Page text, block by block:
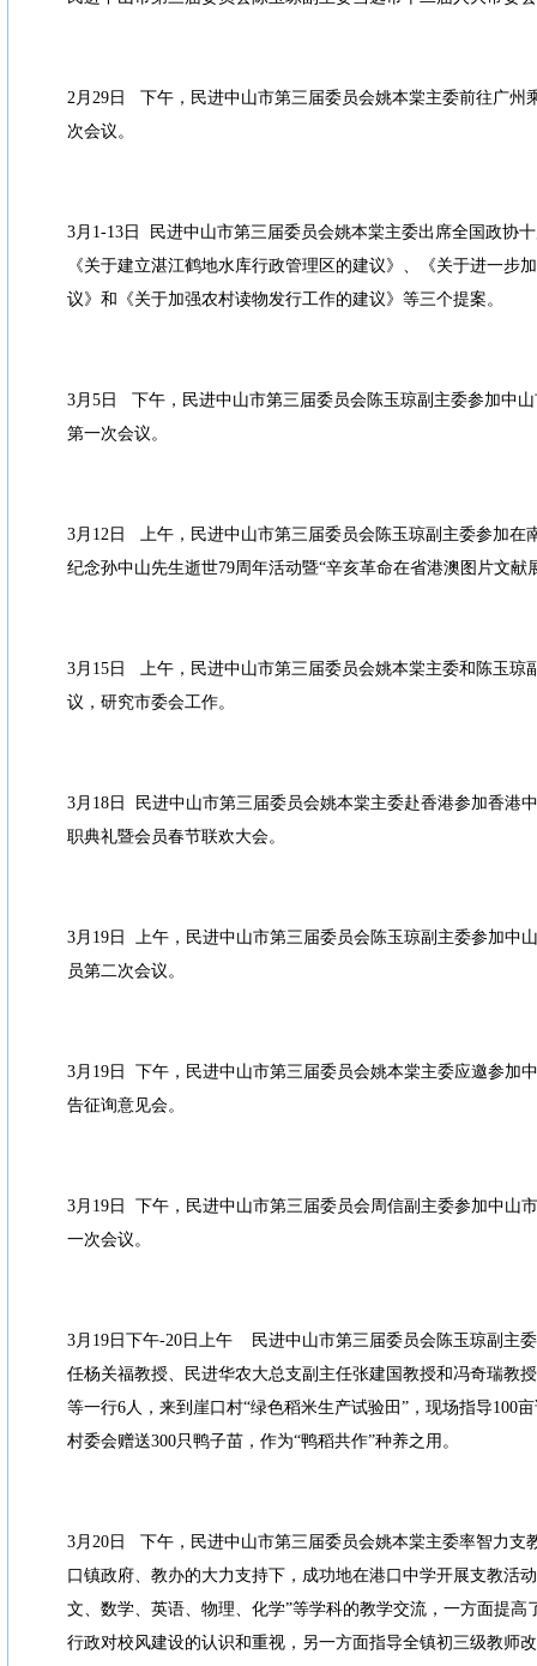
2月29日 下午，民进中山市第三届委员会姚本棠主委前往广州
次会议。
3月1-13日 民进中山市第三届委员会姚本棠主委出席全国政协
《关于建立湛江鹤地水库行政管理区的建议》、《关于进一步
议》和《关于加强农村读物发行工作的建议》等三个提案。
3月5日 下午，民进中山市第三届委员会陈玉琼副主委参加中
第一次会议。
3月12日 上午，民进中山市第三届委员会陈玉琼副主委参加在
纪念孙中山先生逝世79周年活动暨“辛亥革命在省港澳图片文献
3月15日 上午，民进中山市第三届委员会姚本棠主委和陈玉琼
议，研究市委会工作。
3月18日 民进中山市第三届委员会姚本棠主委赴香港参加香港
职典礼暨会员春节联欢大会。
3月19日 上午，民进中山市第三届委员会陈玉琼副主委参加中
员第二次会议。
3月19日 下午，民进中山市第三届委员会姚本棠主委应邀参加
告征询意见会。
3月19日 下午，民进中山市第三届委员会周信副主委参加中山
一次会议。
3月19日下午-20日上午 民进中山市第三届委员会陈玉琼副主
任杨关福教授、民进华农大总支副主任张建国教授和冯奇瑞教
等一行6人，来到崖口村“绿色稻米生产试验田”，现场指导100
村委会赠送300只鸭子苗，作为“鸭稻共作”种养之用。
3月20日 下午，民进中山市第三届委员会姚本棠主委率智力支
口镇政府、教办的大力支持下，成功地在港口中学开展支教活
文、数学、英语、物理、化学”等学科的教学交流，一方面提高
行政对校风建设的认识和重视，另一方面指导全镇初三级教师